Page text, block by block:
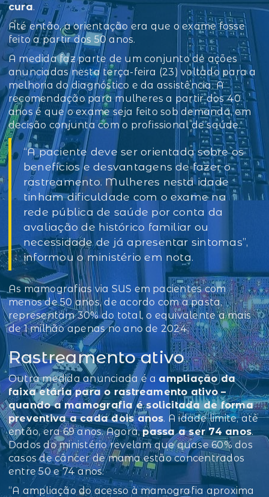
cura.
Até então, a orientação era que o exame fosse
feito a partir dos 50 anos.
A medida faz parte de um conjunto de ações
anunciadas nesta terça-feira (23) voltado para a
melhoria do diagnóstico e da assistência. A
recomendação para mulheres a partir dos 40
anos é que o exame seja feito sob demanda, em
decisão conjunta com o profissional de saúde.
“A paciente deve ser orientada sobre os
benefícios e desvantagens de fazer o
rastreamento. Mulheres nesta idade
tinham dificuldade com o exame na
rede pública de saúde por conta da
avaliação de histórico familiar ou
necessidade de já apresentar sintomas”,
informou o ministério em nota.
As mamografias via SUS em pacientes com
menos de 50 anos, de acordo com a pasta,
representam 30% do total, o equivalente a mais
de 1 milhão apenas no ano de 2024.
Rastreamento ativo
Outra medida anunciada é a ampliação da
faixa etária para o rastreamento ativo –
quando a mamografia é solicitada de forma
preventiva a cada dois anos. A idade limite, até
então, era 69 anos. Agora,passa a ser 74 anos.
Dados do ministério revelam que quase 60% dos
casos de câncer de mama estão concentrados
entre 50 e 74 anos.
“A ampliação do acesso à mamografia aproxima